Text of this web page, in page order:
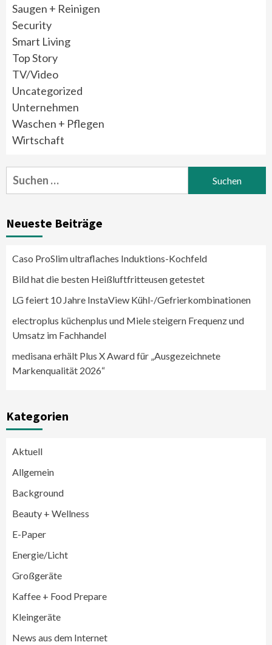
Saugen + Reinigen
Security
Smart Living
Top Story
TV/Video
Uncategorized
Unternehmen
Waschen + Pflegen
Wirtschaft
Suchen
nach:
Neueste Beiträge
Caso ProSlim ultraflaches Induktions-Kochfeld
Bild hat die besten Heißluftfritteusen getestet
LG feiert 10 Jahre InstaView Kühl-/Gefrierkombinationen
electroplus küchenplus und Miele steigern Frequenz und
Umsatz im Fachhandel
medisana erhält Plus X Award für „Ausgezeichnete
Markenqualität 2026“
Kategorien
Aktuell
Allgemein
Background
Beauty + Wellness
E-Paper
Energie/Licht
Großgeräte
Kaffee + Food Prepare
Kleingeräte
News aus dem Internet
3
LG feiert 10 Jahre InstaView